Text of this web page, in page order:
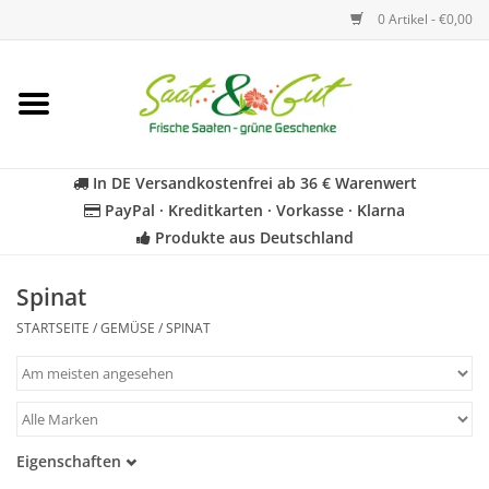
0 Artikel - €0,00
Startseite
Kräuter
Für Kinder
Geschenkideen
In DE Versandkostenfrei ab 36 € Warenwert
PayPal · Kreditkarten · Vorkasse · Klarna
Produkte aus Deutschland
Spinat
STARTSEITE /GEMÜSE /SPINAT
Eigenschaften